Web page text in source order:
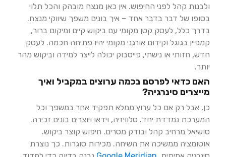
ולבנות קהל לפני החיפוש. אין כאן מנצח מובהק והכל תלוי
בסופו של דבר בדבר אחד – איך בונים משפך שיווקי מנצח.
בדרך כלל, לעסק קטן מקומי עם ביקוש קיים ומיקום ברור,
קמפיין בגוגל וקידום אורגני מקומי יהיו פתיחה חכמה. לעסק
חדש, חזותי או נישתי, פייסבוק יכולה לייצר למידה וביקוש מהר
יותר.
האם כדאי לפרסם בכמה ערוצים במקביל ואיך
מייצרים סינרגיה?
כן, אבל רק אם כל ערוץ ממלא תפקיד אחר במשפך וכל
המערכת נמדדת יחד. טלוויזיה, וידאו ויוצרים בונים זכירה.
סושיאל מרחיב קהל ובודק מסרים. חיפוש קוצר ביקוש.
אוטומציה ממשיכה את השיחה. מכירות סוגרות. כך נוצרת